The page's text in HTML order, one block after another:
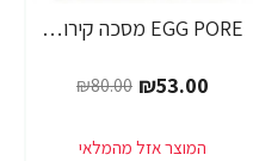
EGG PORE מסכה קירור לכיווץ נקבוביות 30 גרם - מבית Tony Moly
₪53.00
₪80.00